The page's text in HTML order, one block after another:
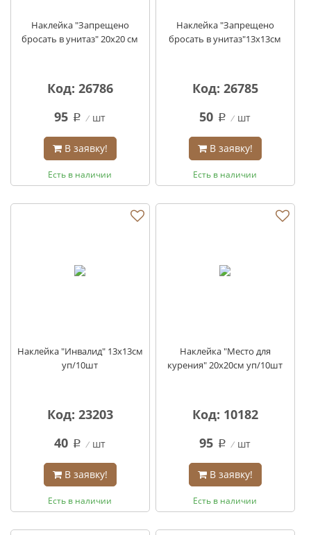
Наклейка "Запрещено
бросать в унитаз" 20х20 см
Код: 26786
95 q шт
В заявку!
Есть в наличии
Наклейка "Запрещено
бросать в унитаз"13х13см
Код: 26785
50 q шт
В заявку!
Есть в наличии
Наклейка "Инвалид" 13х13см
уп/10шт
Код: 23203
40 q шт
В заявку!
Есть в наличии
Наклейка "Место для
курения" 20х20см уп/10шт
Код: 10182
95 q шт
В заявку!
Есть в наличии